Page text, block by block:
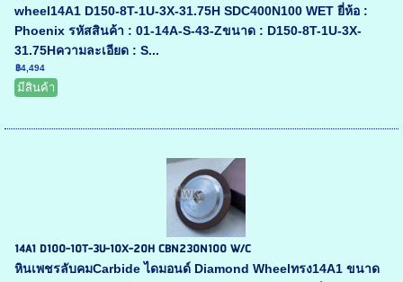
wheel14A1 D150-8T-1U-3X-31.75H SDC400N100 WET ยี่ห้อ :
Phoenix รหัสสินค้า : 01-14A-S-43-Zขนาด : D150-8T-1U-3X-
31.75Hความละเอียด : S...
฿4,494
มีสินค้า
14A1 D100-10T-3U-10X-20H CBN230N100 W/C
หินเพชรลับคมCarbide ไดมอนด์ Diamond Wheelทรง14A1 ขนาด